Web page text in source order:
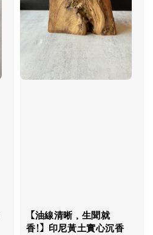
【油線清晰，生聞就
香!】印尼黃土實心沉香